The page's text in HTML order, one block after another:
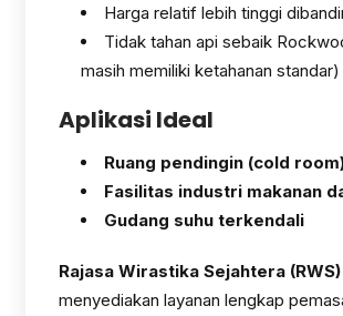
Harga relatif lebih tinggi
Tidak tahan api sebaik
masih memiliki ketahanan standar)
Aplikasi Ideal
Ruang pendingin (cold
Fasilitas industri makanan
Gudang suhu terkendali
Rajasa Wirastika Sejahtera (RWS)
menyediakan layanan lengkap